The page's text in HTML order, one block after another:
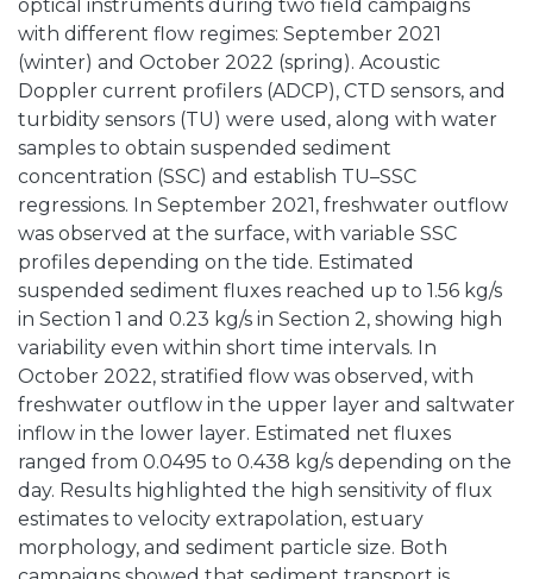
optical instruments during two field campaigns
with different flow regimes: September 2021
(winter) and October 2022 (spring). Acoustic
Doppler current profilers (ADCP), CTD sensors, and
turbidity sensors (TU) were used, along with water
samples to obtain suspended sediment
concentration (SSC) and establish TU–SSC
regressions. In September 2021, freshwater outflow
was observed at the surface, with variable SSC
profiles depending on the tide. Estimated
suspended sediment fluxes reached up to 1.56 kg/s
in Section 1 and 0.23 kg/s in Section 2, showing high
variability even within short time intervals. In
October 2022, stratified flow was observed, with
freshwater outflow in the upper layer and saltwater
inflow in the lower layer. Estimated net fluxes
ranged from 0.0495 to 0.438 kg/s depending on the
day. Results highlighted the high sensitivity of flux
estimates to velocity extrapolation, estuary
morphology, and sediment particle size. Both